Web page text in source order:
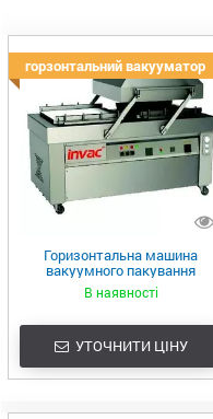
горзонтальний вакууматор
Горизонтальна машина
вакуумного пакування
В наявності
УТОЧНИТИ ЦІНУ